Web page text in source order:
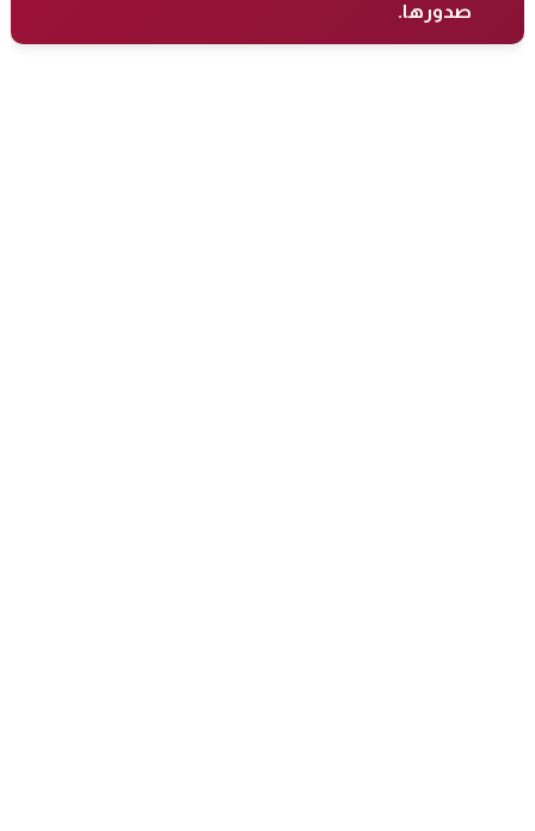
صدورها.